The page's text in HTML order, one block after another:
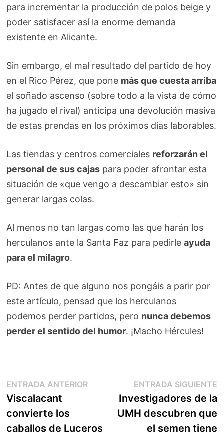
para incrementar la producción de polos beige y
poder satisfacer así la enorme demanda
existente en Alicante.
Sin embargo, el mal resultado del partido de hoy
en el Rico Pérez, que pone más que cuesta arriba
el soñado ascenso (sobre todo a la vista de cómo
ha jugado el rival) anticipa una devolución masiva
de estas prendas en los próximos días laborables.
Las tiendas y centros comerciales reforzarán el
personal de sus cajas para poder afrontar esta
situación de «que vengo a descambiar esto» sin
generar largas colas.
Al menos no tan largas como las que harán los
herculanos ante la Santa Faz para pedirleayuda
para el milagro.
PD: Antes de que alguno nos pongáis a parir por
este artículo, pensad que los herculanos
podemos perder partidos, pero nunca debemos
perder el sentido del humor. ¡Macho Hércules!
Navegación
de
entradas
ENTRADA ANTERIOREntrada
anterior:
Viscalacant
convierte los
caballos de Luceros
ENTRADA SIGUIENTE
Investigadores de la
UMH descubren que
el semen tiene